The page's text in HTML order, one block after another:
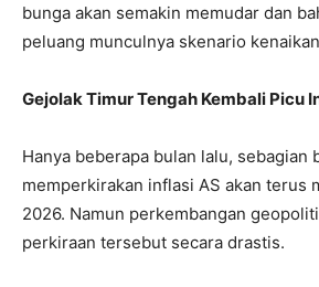
bunga akan semakin memudar dan
peluang munculnya skenario
Gejolak Timur Tengah Kembali Picu
Hanya beberapa bulan lalu, sebagian
memperkirakan inflasi AS akan terus
2026. Namun perkembangan
perkiraan tersebut secara drastis.